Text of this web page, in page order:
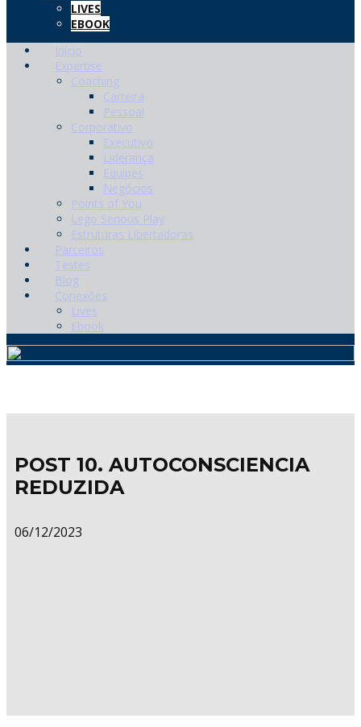
LIVES
EBOOK
Início
Expertise
Coaching
Carreira
Pessoal
Corporativo
Executivo
Liderança
Equipes
Negócios
Points of You
Lego Serious Play
Estruturas Libertadoras
Parceiros
Testes
Blog
Conexões
Lives
Ebook
POST 10. AUTOCONSCIENCIA
REDUZIDA
06/12/2023